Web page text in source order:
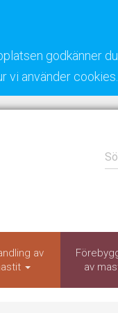
godkänner
vi använder cookies.
av
av